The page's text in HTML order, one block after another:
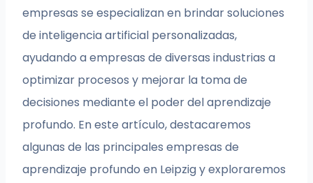
empresas se especializan en brindar soluciones
de inteligencia artificial personalizadas,
ayudando a empresas de diversas industrias a
optimizar procesos y mejorar la toma de
decisiones mediante el poder del aprendizaje
profundo. En este artículo, destacaremos
algunas de las principales empresas de
aprendizaje profundo en Leipzig y exploraremos